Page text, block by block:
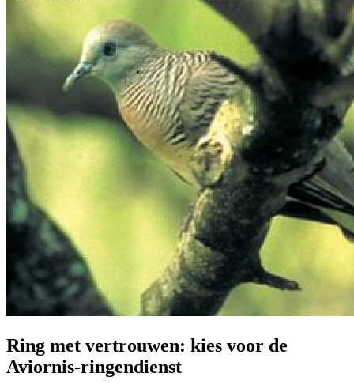
Ring met vertrouwen: kies voor de
Aviornis-ringendienst